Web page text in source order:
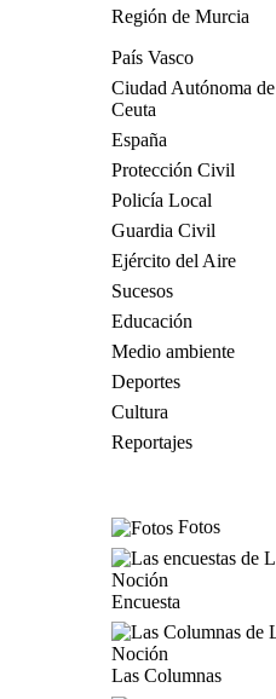
Región de Murcia
País Vasco
Ciudad Autónoma de
Ceuta
España
Protección Civil
Policía Local
Guardia Civil
Ejército del Aire
Sucesos
Educación
Medio ambiente
Deportes
Cultura
Reportajes
Fotos
Encuesta
Las Columnas